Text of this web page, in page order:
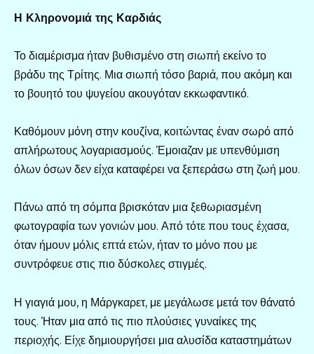
Η Κληρονομιά της Καρδιάς
Το διαμέρισμα ήταν βυθισμένο στη σιωπή εκείνο το
βράδυ της Τρίτης. Μια σιωπή τόσο βαριά, που ακόμη και
το βουητό του ψυγείου ακουγόταν εκκωφαντικό.
Καθόμουν μόνη στην κουζίνα, κοιτώντας έναν σωρό από
απλήρωτους λογαριασμούς. Έμοιαζαν με υπενθύμιση
όλων όσων δεν είχα καταφέρει να ξεπεράσω στη ζωή μου.
Πάνω από τη σόμπα βρισκόταν μια ξεθωριασμένη
φωτογραφία των γονιών μου. Από τότε που τους έχασα,
όταν ήμουν μόλις επτά ετών, ήταν το μόνο που με
συντρόφευε στις πιο δύσκολες στιγμές.
Η γιαγιά μου, η Μάργκαρετ, με μεγάλωσε μετά τον θάνατό
τους. Ήταν μια από τις πιο πλούσιες γυναίκες της
περιοχής. Είχε δημιουργήσει μια αλυσίδα καταστημάτων